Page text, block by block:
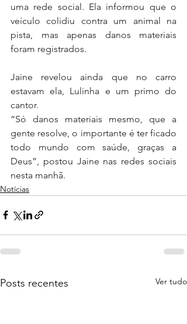
uma rede social. Ela informou que o
veículo colidiu contra um animal na
pista, mas apenas danos materiais
foram registrados.
Jaine revelou ainda que no carro
estavam ela, Lulinha e um primo do
cantor.
“Só danos materiais mesmo, que a
gente resolve, o importante é ter ficado
todo mundo com saúde, graças a
Deus”, postou Jaine nas redes sociais
nesta manhã.
Notícias
Posts recentes Ver tudo